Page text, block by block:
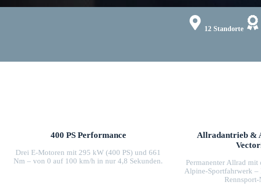
12 Standorte
400 PS Performance
Drei E-Motoren mit 295 kW (400 PS) und 661
Nm – von 0 auf 100 km/h in nur 4,8 Sekunden.
Allradantrieb &
Permanenter Allrad
Alpine-Sportfahrwerk